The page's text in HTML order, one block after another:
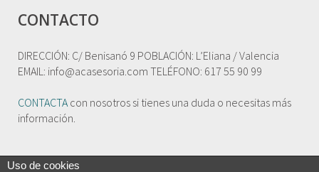
CONTACTO
DIRECCIÓN: C/ Benisanó 9 POBLACIÓN: L’Eliana / Valencia
EMAIL: info@acasesoria.com TELÉFONO: 617 55 90 99
CONTACTAcon nosotros si tienes una duda o necesitas más
información.
Uso de cookies